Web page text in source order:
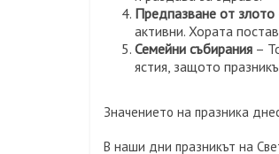
Предпазване от злото
активни. Хората
Семейни събирания –
ястия, защото
Значението на празника
В наши дни празникът на